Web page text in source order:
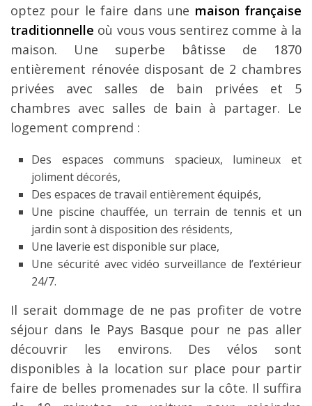
optez pour le faire dans une maison française
traditionnelle où vous vous sentirez comme à la
maison. Une superbe bâtisse de 1870
entièrement rénovée disposant de 2 chambres
privées avec salles de bain privées et 5
chambres avec salles de bain à partager. Le
logement comprend :
Des espaces communs spacieux, lumineux et
joliment décorés,
Des espaces de travail entièrement équipés,
Une piscine chauffée, un terrain de tennis et un
jardin sont à disposition des résidents,
Une laverie est disponible sur place,
Une sécurité avec vidéo surveillance de l’extérieur
24/7.
Il serait dommage de ne pas profiter de votre
séjour dans le Pays Basque pour ne pas aller
découvrir les environs. Des vélos sont
disponibles à la location sur place pour partir
faire de belles promenades sur la côte. Il suffira